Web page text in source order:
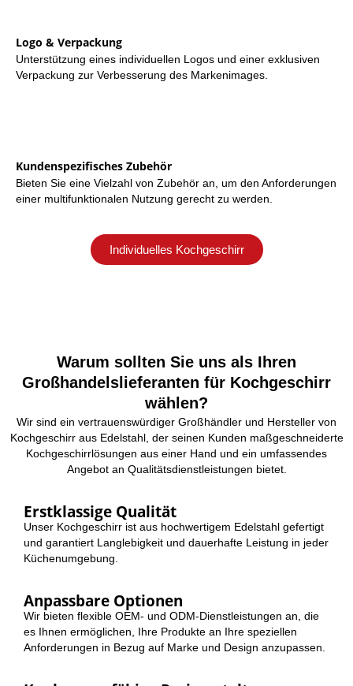
Logo & Verpackung
Unterstützung eines individuellen Logos und einer exklusiven
Verpackung zur Verbesserung des Markenimages.
Kundenspezifisches Zubehör
Bieten Sie eine Vielzahl von Zubehör an, um den Anforderungen
einer multifunktionalen Nutzung gerecht zu werden.
Individuelles Kochgeschirr
Warum sollten Sie uns als Ihren
Großhandelslieferanten für Kochgeschirr
wählen?
Wir sind ein vertrauenswürdiger Großhändler und Hersteller von
Kochgeschirr aus Edelstahl, der seinen Kunden maßgeschneiderte
Kochgeschirrlösungen aus einer Hand und ein umfassendes
Angebot an Qualitätsdienstleistungen bietet.
Erstklassige Qualität
Unser Kochgeschirr ist aus hochwertigem Edelstahl gefertigt
und garantiert Langlebigkeit und dauerhafte Leistung in jeder
Küchenumgebung.
Anpassbare Optionen
Wir bieten flexible OEM- und ODM-Dienstleistungen an, die
es Ihnen ermöglichen, Ihre Produkte an Ihre speziellen
Anforderungen in Bezug auf Marke und Design anzupassen.